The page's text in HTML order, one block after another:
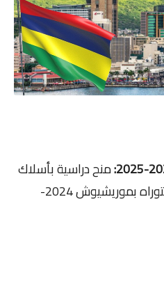
منح دراسية بأسلاك
البكالوريوس والماستر والدكتوراه بموريشيوش 2024-